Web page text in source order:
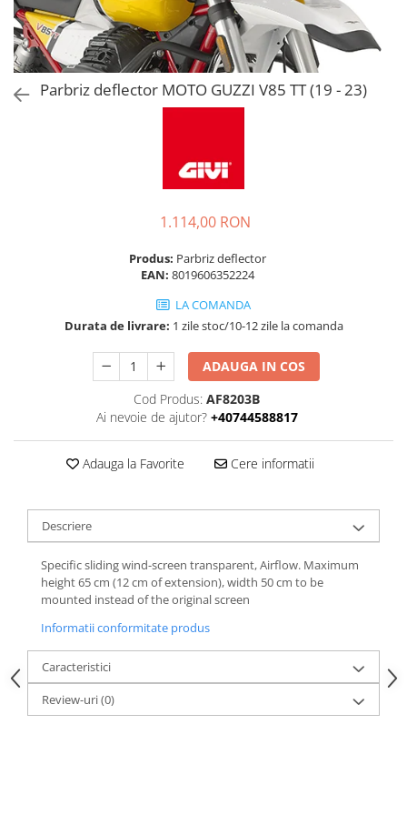
Parbriz deflector MOTO GUZZI V85 TT (19 - 23)
1.114,00 RON
Produs: Parbriz deflector
EAN: 8019606352224
LA COMANDA
Durata de livrare: 1 zile stoc/10-12 zile la comanda
ADAUGA IN COS
Cod Produs: AF8203B
Ai nevoie de ajutor? +40744588817
Adauga la Favorite Cere informatii
Descriere
Specific sliding wind-screen transparent, Airflow. Maximum
height 65 cm (12 cm of extension), width 50 cm to be
mounted instead of the original screen
Informatii conformitate produs
Caracteristici
Review-uri(0)